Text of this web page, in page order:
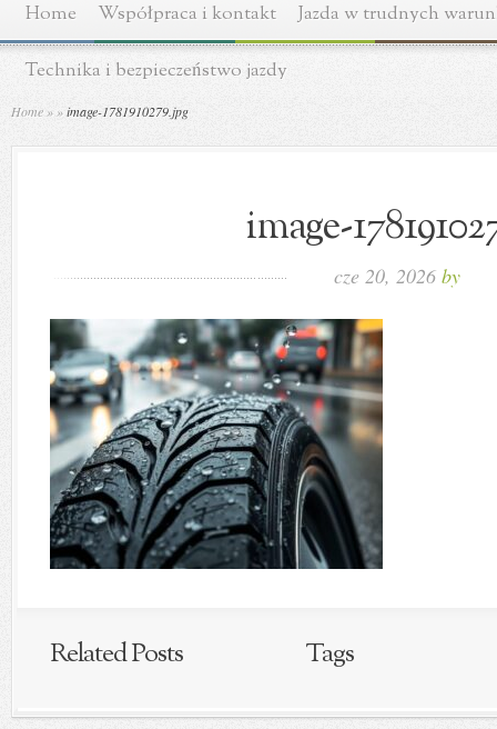
Home Współpraca i kontakt Jazda w trudnych
Technika i bezpieczeństwo jazdy
Home » »image-1781910279.jpg
image-
cze 20, 2026 by
Related Posts Tags